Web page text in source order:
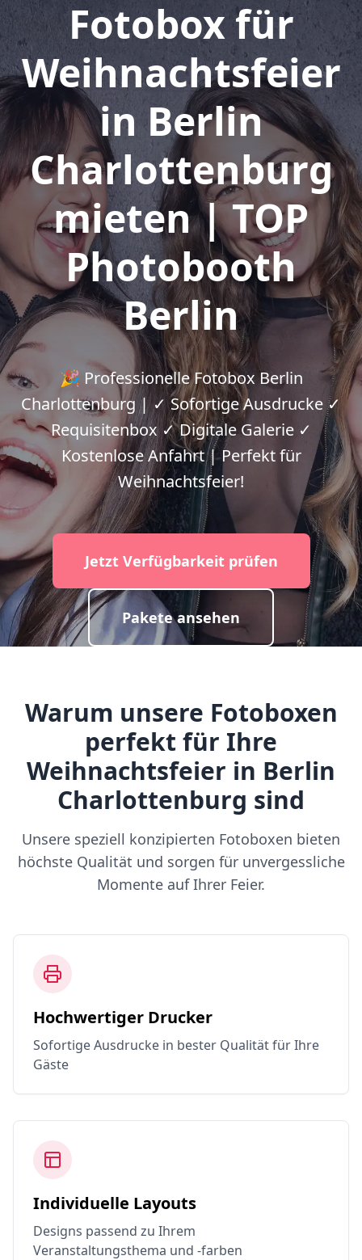
Fotobox für
Weihnachtsfeier
in Berlin
Charlottenburg
mieten | TOP
Photobooth
Berlin
🎉 Professionelle Fotobox Berlin
Charlottenburg | ✓ Sofortige Ausdrucke ✓
Requisitenbox ✓ Digitale Galerie ✓
Kostenlose Anfahrt | Perfekt für
Weihnachtsfeier!
Jetzt Verfügbarkeit prüfen
Pakete ansehen
Warum unsere Fotoboxen
perfekt für Ihre
Weihnachtsfeier in Berlin
Charlottenburg sind
Unsere speziell konzipierten Fotoboxen bieten
höchste Qualität und sorgen für unvergessliche
Momente auf Ihrer Feier.
Hochwertiger Drucker
Sofortige Ausdrucke in bester Qualität für Ihre
Gäste
Individuelle Layouts
Designs passend zu Ihrem
Veranstaltungsthema und -farben